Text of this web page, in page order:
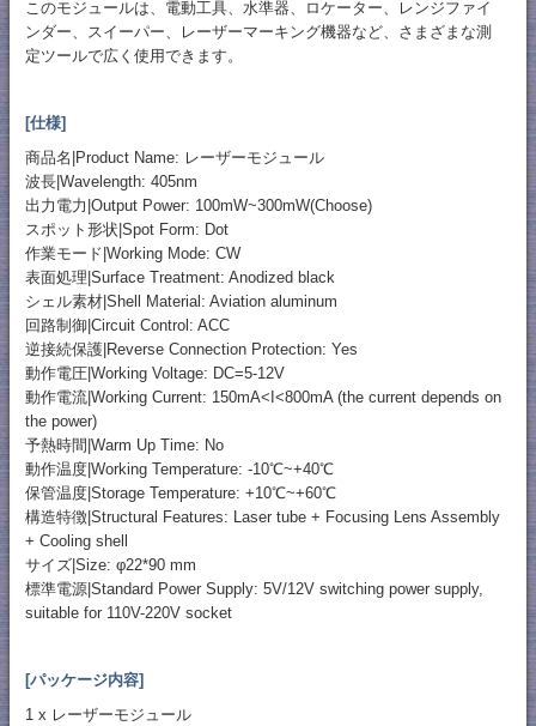
このモジュールは、電動工具、水準器、ロケーター、レンジファイ
ンダー、スイーパー、レーザーマーキング機器など、さまざまな測
定ツールで広く使用できます。
[仕様]
商品名|Product Name: レーザーモジュール
波長|Wavelength: 405nm
出力電力|Output Power: 100mW~300mW(Choose)
スポット形状|Spot Form: Dot
作業モード|Working Mode: CW
表面処理|Surface Treatment: Anodized black
シェル素材|Shell Material: Aviation aluminum
回路制御|Circuit Control: ACC
逆接続保護|Reverse Connection Protection: Yes
動作電圧|Working Voltage: DC=5-12V
動作電流|Working Current: 150mA<I<800mA (the current depends on
the power)
予熱時間|Warm Up Time: No
動作温度|Working Temperature: -10℃~+40℃
保管温度|Storage Temperature: +10℃~+60℃
構造特徴|Structural Features: Laser tube + Focusing Lens Assembly
+ Cooling shell
サイズ|Size: φ22*90 mm
標準電源|Standard Power Supply: 5V/12V switching power supply,
suitable for 110V-220V socket
[パッケージ内容]
1 x レーザーモジュール